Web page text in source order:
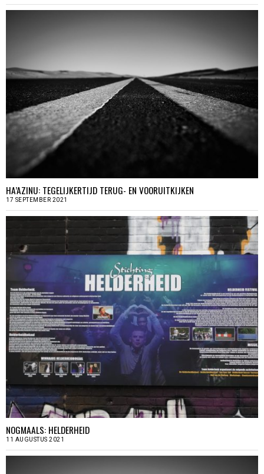
HA’AZINU: TEGELIJKERTIJD TERUG- EN VOORUITKIJKEN
17 SEPTEMBER 2021
NOGMAALS: HELDERHEID
11 AUGUSTUS 2021